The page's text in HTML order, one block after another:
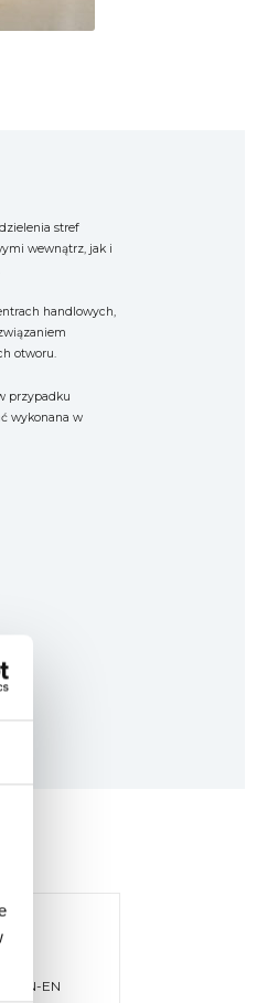
stref
wewnątrz, jak i
handlowych,
otworu.
przypadku
wykonana w
PN-EN